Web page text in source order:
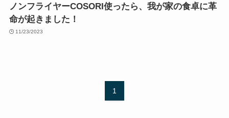
ノンフライヤーCOSORI使ったら、我が家の食卓に革
命が起きました！
11/23/2023
1